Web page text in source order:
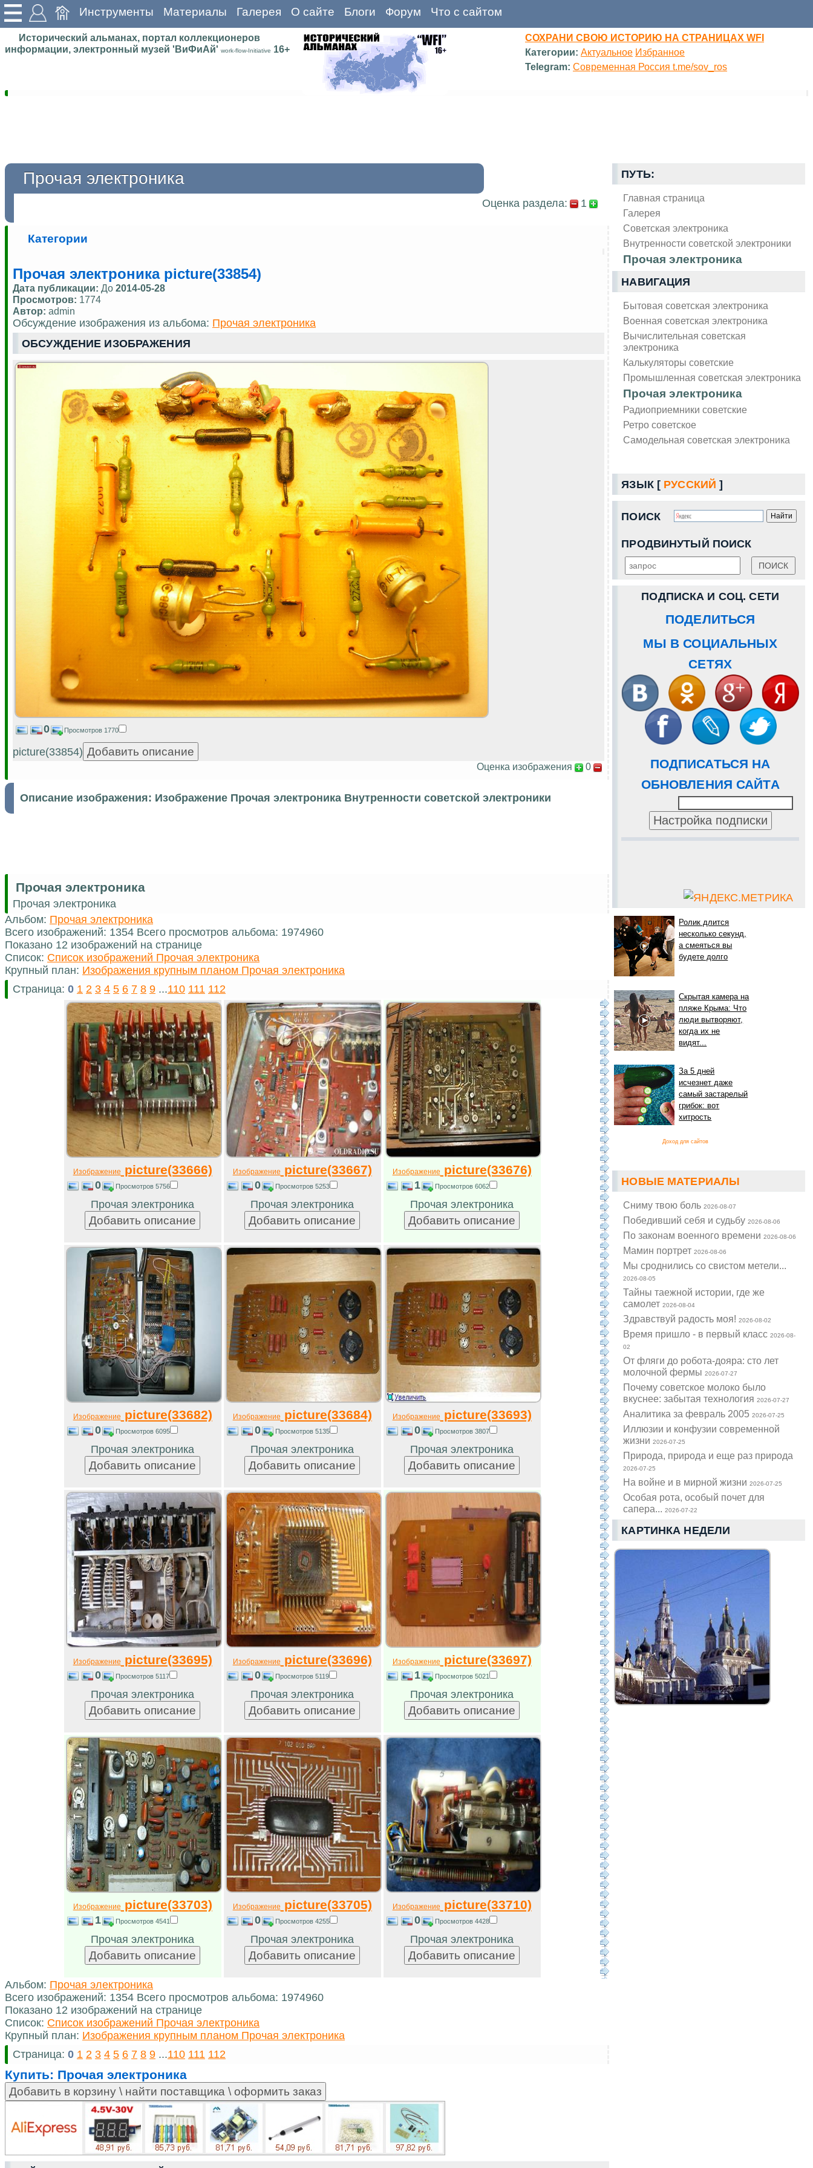
Инструменты Материалы Галерея О сайте Блоги Форум Что с сайтом
Исторический альманах, портал коллекционеров
информации, электронный музей 'ВиФиАй' work-flow-Initiative 16+
СОХРАНИ СВОЮ ИСТОРИЮ НА СТРАНИЦАХ WFI
Категории: Актуальное Избранное
Telegram: Современная Россия t.me/sov_ros
ПУТЬ:
Главная страница
Галерея
Советская электроника
Внутренности советской электроники
Прочая электроника
НАВИГАЦИЯ
Бытовая советская электроника
Военная советская электроника
Вычислительная советская
электроника
Калькуляторы советские
Промышленная советская электроника
Прочая электроника
Радиоприемники советские
Ретро советское
Самодельная советская электроника
ЯЗЫК [ РУССКИЙ ]
ПОИСК
ПРОДВИНУТЫЙ ПОИСК
ПОДПИСКА И СОЦ. СЕТИ
ПОДЕЛИТЬСЯ
МЫ В СОЦИАЛЬНЫХ
СЕТЯХ
ПОДПИСАТЬСЯ НА
ОБНОВЛЕНИЯ САЙТА
Ролик длится
несколько секунд,
а смеяться вы
будете долго
Скрытая камера на
пляже Крыма: Что
люди вытворяют,
когда их не
видят...
За 5 дней
исчезнет даже
самый застарелый
грибок: вот
хитрость
Доход для сайтов
НОВЫЕ МАТЕРИАЛЫ
Cниму твою боль2026-08-07
Победивший себя и судьбу2026-08-06
По законам военного времени2026-08-06
Мамин портрет2026-08-06
Мы сроднились со свистом метели...
2026-08-05
Тайны таежной истории, где же
самолет2026-08-04
Здравствуй радость моя!2026-08-02
Время пришло - в первый класс2026-08-
02
От фляги до робота-дояра: сто лет
молочной фермы2026-07-27
Почему советское молоко было
вкуснее: забытая технология2026-07-27
Аналитика за февраль 20052026-07-25
Иллюзии и конфузии современной
жизни2026-07-25
Природа, природа и еще раз природа
2026-07-25
На войне и в мирной жизни2026-07-25
Особая рота, особый почет для
сапера...2026-07-22
КАРТИНКА НЕДЕЛИ
Прочая электроника
Оценка раздела: 1
Категории
Прочая электроника picture(33854)
Дата публикации: До 2014-05-28
Просмотров: 1774
Автор: admin
Обсуждение изображения из альбома: Прочая электроника
ОБСУЖДЕНИЕ ИЗОБРАЖЕНИЯ
0 Просмотров 1770
picture(33854)
Оценка изображения 0
Описание изображения: Изображение Прочая электроника Внутренности советской электроники
Прочая электроника
Прочая электроника
Альбом: Прочая электроника
Всего изображений: 1354 Всего просмотров альбома: 1974960
Показано 12 изображений на странице
Список: Список изображений Прочая электроника
Крупный план: Изображения крупным планом Прочая электроника
Страница: 0 1 2 3 4 5 6 7 8 9 ...110 111 112
Изображение picture(33666)
0 Просмотров 5756
Прочая электроника
Изображение picture(33667)
0 Просмотров 5253
Прочая электроника
Изображение picture(33676)
1 Просмотров 6062
Прочая электроника
Изображение picture(33682)
0 Просмотров 6095
Прочая электроника
Изображение picture(33684)
0 Просмотров 5135
Прочая электроника
Изображение picture(33693)
0 Просмотров 3807
Прочая электроника
Изображение picture(33695)
0 Просмотров 5117
Прочая электроника
Изображение picture(33696)
0 Просмотров 5119
Прочая электроника
Изображение picture(33697)
1 Просмотров 5021
Прочая электроника
Изображение picture(33703)
1 Просмотров 4541
Прочая электроника
Изображение picture(33705)
0 Просмотров 4255
Прочая электроника
Изображение picture(33710)
0 Просмотров 4428
Прочая электроника
Альбом: Прочая электроника
Всего изображений: 1354 Всего просмотров альбома: 1974960
Показано 12 изображений на странице
Список: Список изображений Прочая электроника
Крупный план: Изображения крупным планом Прочая электроника
Страница: 0 1 2 3 4 5 6 7 8 9 ...110 111 112
Купить: Прочая электроника